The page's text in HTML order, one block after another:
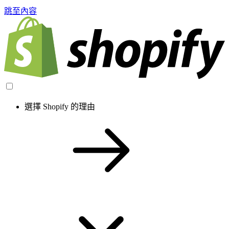
跳至內容
選擇 Shopify 的理由